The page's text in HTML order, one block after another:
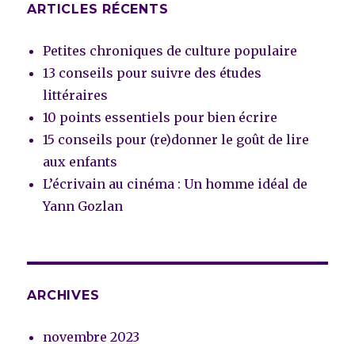
ARTICLES RÉCENTS
Petites chroniques de culture populaire
13 conseils pour suivre des études
littéraires
10 points essentiels pour bien écrire
15 conseils pour (re)donner le goût de lire
aux enfants
L’écrivain au cinéma : Un homme idéal de
Yann Gozlan
ARCHIVES
novembre 2023